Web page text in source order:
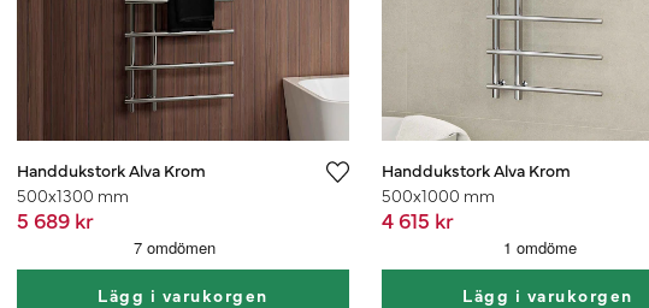
Handdukstork Alva Krom
500x1300 mm
5 689 kr
Lägg i varukorgen
Handdukstork Alva Krom
500x1000 mm
4 615 kr
Lägg i varukorgen